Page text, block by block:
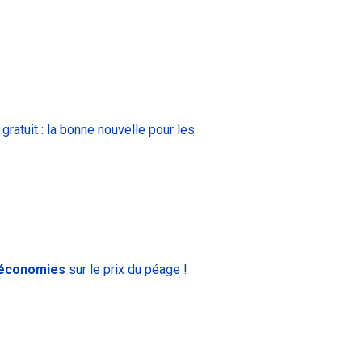
: la bonne nouvelle pour les
sur le prix du péage !